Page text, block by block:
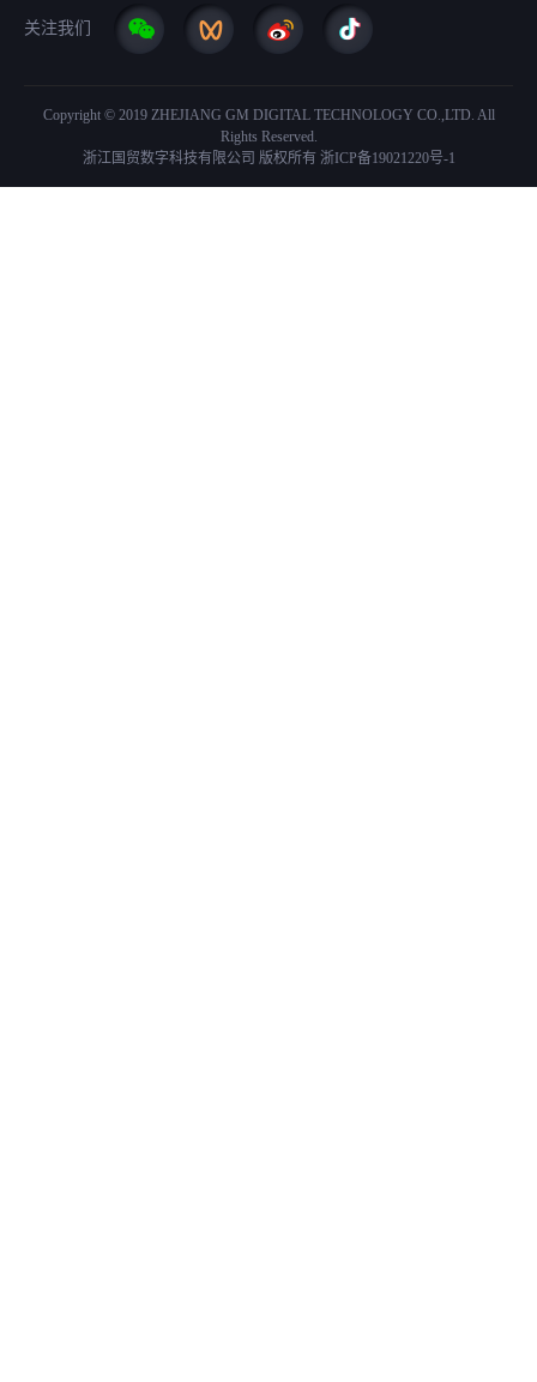
关注我们
Copyright © 2019 ZHEJIANG GM DIGITAL TECHNOLOGY CO.,LTD. All
Rights Reserved.
浙江国贸数字科技有限公司 版权所有 浙ICP备19021220号-1